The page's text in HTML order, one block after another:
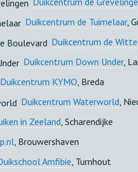
Duikcentrum de Tuimelaar,
Duikcentrum de
Duikcentrum Down Under,
Duikcentrum KYMO, Breda
Duikcentrum Waterworld,
in Zeeland, Scharendijke
, Brouwershaven
Amfibie, Turnhout